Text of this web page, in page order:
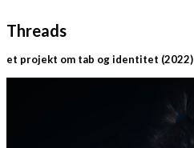
Threads
et projekt om tab og identitet (2022)